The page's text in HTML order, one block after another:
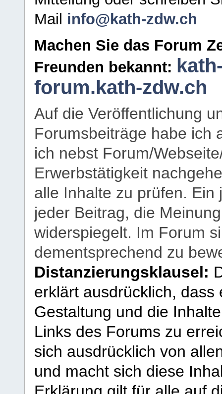
Mail info@kath-zdw.ch
Machen Sie das Forum
Freunden bekannt:
forum.kath-zdw.ch
Auf die Veröffentlichung
Forumsbeiträge habe ich
ich nebst Forum/
Erwerbstätigkeit
alle Inhalte zu prüfen.
jeder Beitrag, die
widerspiegelt. Im Forum
dementsprechend zu
Distanzierungsklausel:
erklärt ausdrücklich,
Gestaltung und die
Links des Forums zu
sich ausdrücklich von
und macht sich diese